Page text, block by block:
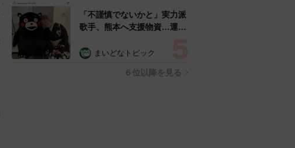
む」
「不謹慎でないかと」実力派
歌手、熊本へ支援物資…運搬
めらい 「痛いほど伝わる」
まいどなトピック
６位以降を見る